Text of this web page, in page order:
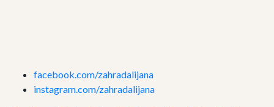
facebook.com/zahradalijana
instagram.com/zahradalijana